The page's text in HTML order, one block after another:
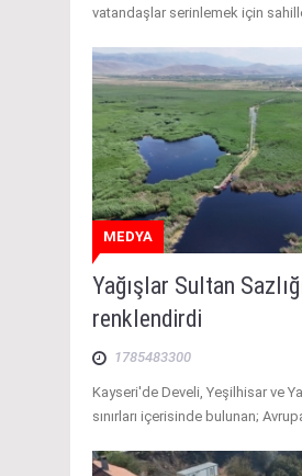
vatandaşlar serinlemek için
MEDYA
Yağışlar Sultan
renklendirdi
1785483300
Kayseri'de Develi, Yeşilhisar ve
sınırları içerisinde bulunan;